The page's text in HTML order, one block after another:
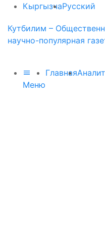
КыргызчаРусский
Кутбилим –
научно-популярная
Меню
Главная